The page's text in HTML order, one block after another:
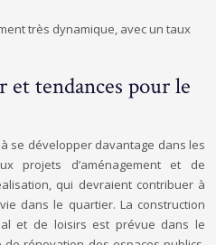
très dynamique, avec un taux
et tendances pour le
se développer davantage dans les
projets d’aménagement et de
qui devraient contribuer à
dans le quartier. La construction
et de loisirs est prévue dans le